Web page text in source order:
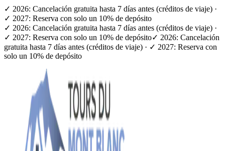
✓ 2026: Cancelación gratuita hasta 7 días antes (créditos de viaje) ·
✓ 2027: Reserva con solo un 10% de depósito
✓ 2026: Cancelación gratuita hasta 7 días antes (créditos de viaje) ·
✓ 2027: Reserva con solo un 10% de depósito✓ 2026: Cancelación
gratuita hasta 7 días antes (créditos de viaje) · ✓ 2027: Reserva con
solo un 10% de depósito